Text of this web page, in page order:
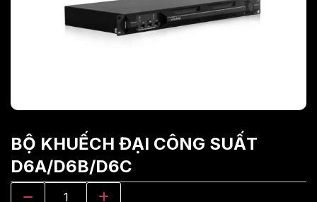
BỘ KHUẾCH ĐẠI CÔNG SUẤT
D6A/D6B/D6C